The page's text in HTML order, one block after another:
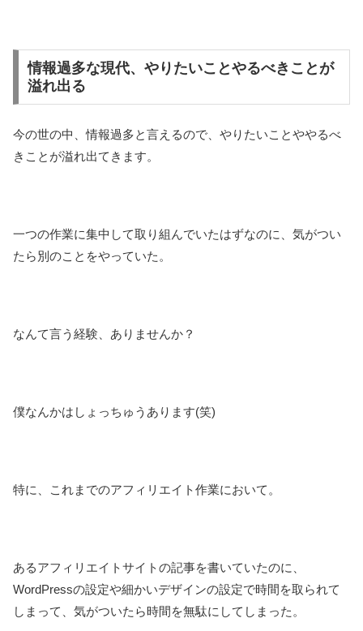
情報過多な現代、やりたいことやるべきことが
溢れ出る
今の世の中、情報過多と言えるので、やりたいことややるべ
きことが溢れ出てきます。
一つの作業に集中して取り組んでいたはずなのに、気がつい
たら別のことをやっていた。
なんて言う経験、ありませんか？
僕なんかはしょっちゅうあります(笑)
特に、これまでのアフィリエイト作業において。
あるアフィリエイトサイトの記事を書いていたのに、
WordPressの設定や細かいデザインの設定で時間を取られて
しまって、気がついたら時間を無駄にしてしまった。